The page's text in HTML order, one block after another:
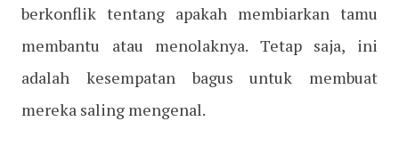
berkonflik tentang apakah membiarkan tamu
membantu atau menolaknya. Tetap saja, ini
adalah kesempatan bagus untuk membuat
mereka saling mengenal.